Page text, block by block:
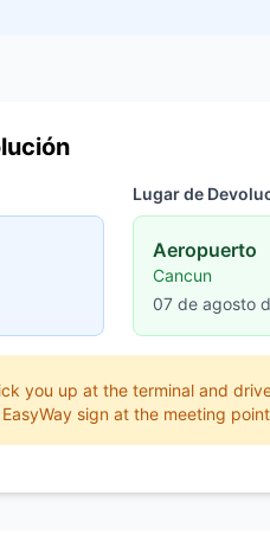
Lugar de
Aeropuerto
Cancun
07 de agosto
you up at the terminal and
sign at the meeting